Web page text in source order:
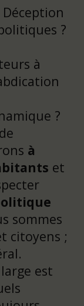
?
à
?
à
et
sommes
citoyens ;
est